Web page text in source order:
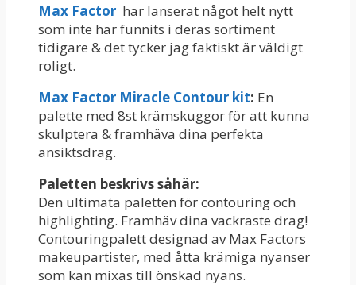
Max Factor har lanserat något helt nytt
som inte har funnits i deras sortiment
tidigare & det tycker jag faktiskt är väldigt
roligt.
Max Factor Miracle Contour kit: En
palette med 8st krämskuggor för att kunna
skulptera & framhäva dina perfekta
ansiktsdrag.
Paletten beskrivs såhär:
Den ultimata paletten för contouring och
highlighting. Framhäv dina vackraste drag!
Contouringpalett designad av Max Factors
makeupartister, med åtta krämiga nyanser
som kan mixas till önskad nyans.